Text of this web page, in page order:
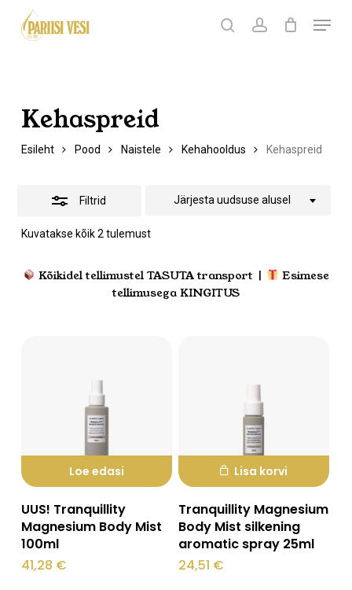
Products
search
searchaccount
Menu
Ostukorv
Kehaspreid
Esileht Pood Naistele Kehahooldus Kehaspreid
Filtrid
Kuvatakse kõik 2 tulemustSorditud
Järjesta uudsuse alusel
Peida
Kõikidel tellimustel TASUTA transport |
Esimese
tellimusega KINGITUS
Loe edasi
UUS! Tranquillity
Magnesium Body Mist
100ml
41,28 €
Lisa korvi
Tranquillity Magnesium
Body Mist silkening
aromatic spray 25ml
24,51 €